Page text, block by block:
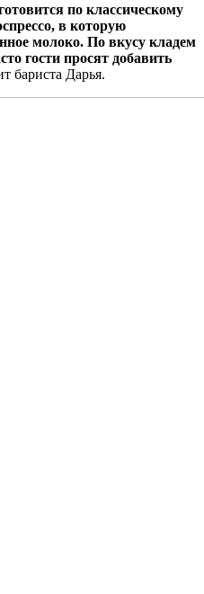
по классическому
в которую
молоко. По вкусу кладем
гости просят добавить
бариста Дарья.